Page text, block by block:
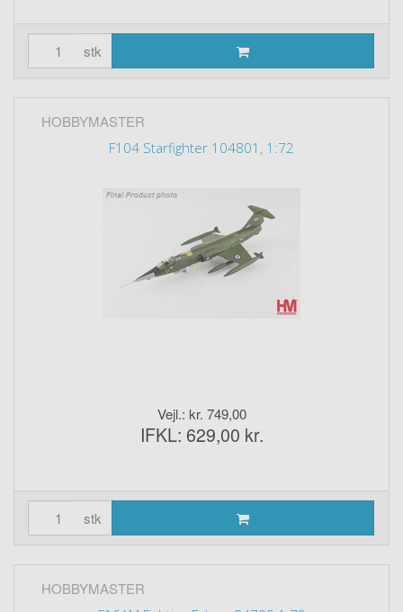
stk
HOBBYMASTER
F104 Starfighter 104801, 1:72
Vejl.: kr. 749,00
IFKL: 629,00 kr.
stk
HOBBYMASTER